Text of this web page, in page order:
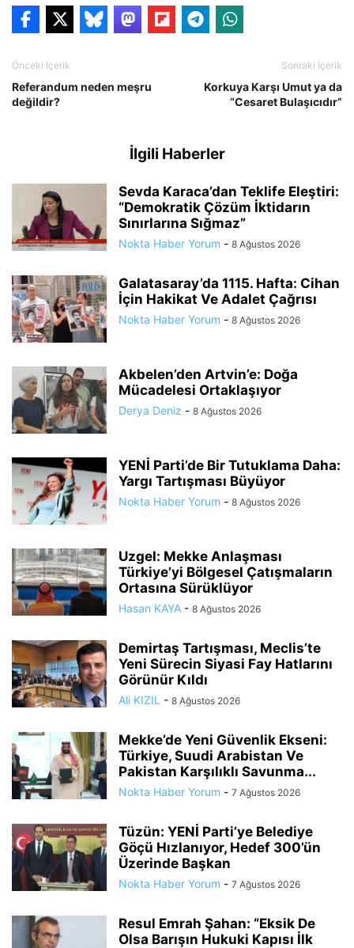
Önceki İçerik
Referandum neden meşru
değildir?
Sonraki İçerik
Korkuya Karşı Umut ya da
“Cesaret Bulaşıcıdır”
İlgili Haberler
Sevda Karaca’dan Teklife Eleştiri:
“Demokratik Çözüm İktidarın
Sınırlarına Sığmaz”
Nokta Haber Yorum - 8 Ağustos 2026
Galatasaray’da 1115. Hafta: Cihan
İçin Hakikat Ve Adalet Çağrısı
Nokta Haber Yorum - 8 Ağustos 2026
Akbelen’den Artvin’e: Doğa
Mücadelesi Ortaklaşıyor
Derya Deniz - 8 Ağustos 2026
YENİ Parti’de Bir Tutuklama Daha:
Yargı Tartışması Büyüyor
Nokta Haber Yorum - 8 Ağustos 2026
Uzgel: Mekke Anlaşması
Türkiye’yi Bölgesel Çatışmaların
Ortasına Sürüklüyor
Hasan KAYA - 8 Ağustos 2026
Demirtaş Tartışması, Meclis’te
Yeni Sürecin Siyasi Fay Hatlarını
Görünür Kıldı
Ali KIZIL - 8 Ağustos 2026
Mekke’de Yeni Güvenlik Ekseni:
Türkiye, Suudi Arabistan Ve
Pakistan Karşılıklı Savunma...
Nokta Haber Yorum - 7 Ağustos 2026
Tüzün: YENİ Parti’ye Belediye
Göçü Hızlanıyor, Hedef 300’ün
Üzerinde Başkan
Nokta Haber Yorum - 7 Ağustos 2026
Resul Emrah Şahan: “Eksik De
Olsa Barışın Hukuki Kapısı İlk